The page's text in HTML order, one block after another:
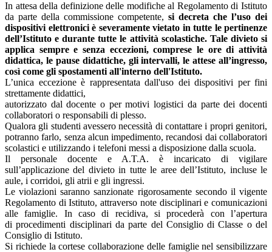
In attesa della definizione delle modifiche al Regolamento di Istituto
da parte della commissione competente, si decreta che l’uso dei
dispositivi elettronici è severamente vietato in tutte le pertinenze
dell’Istituto e durante tutte le attività scolastiche. Tale divieto si
applica sempre e senza eccezioni, comprese le ore di attività
didattica, le pause didattiche, gli intervalli, le attese all’ingresso,
così come gli spostamenti all'interno dell'Istituto.
L’unica eccezione è rappresentata dall'uso dei dispositivi per fini
strettamente didattici,
autorizzato dal docente o per motivi logistici da parte dei docenti
collaboratori o responsabili di plesso.
Qualora gli studenti avessero necessità di contattare i propri genitori,
potranno farlo, senza alcun impedimento, recandosi dai collaboratori
scolastici e utilizzando i telefoni messi a disposizione dalla scuola.
Il personale docente e A.T.A. è incaricato di vigilare
sull’applicazione del divieto in tutte le aree dell’Istituto, incluse le
aule, i corridoi, gli atrii e gli ingressi.
Le violazioni saranno sanzionate rigorosamente secondo il vigente
Regolamento di Istituto, attraverso note disciplinari e comunicazioni
alle famiglie. In caso di recidiva, si procederà con l’apertura
di procedimenti disciplinari da parte del Consiglio di Classe o del
Consiglio di Istituto.
Si richiede la cortese collaborazione delle famiglie nel sensibilizzare